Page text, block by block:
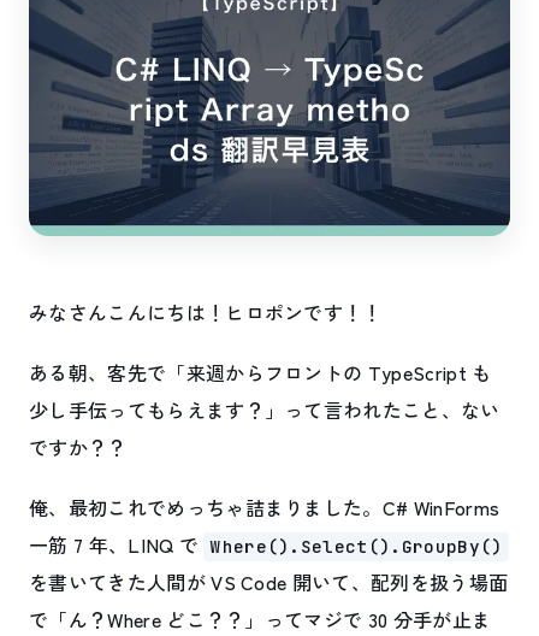
みなさんこんにちは！ヒロポンです！！
ある朝、客先で「来週からフロントの TypeScript も
少し手伝ってもらえます？」って言われたこと、ない
ですか？？
俺、最初これでめっちゃ詰まりました。C# WinForms
一筋 7 年、LINQ で Where().Select().GroupBy()
を書いてきた人間が VS Code 開いて、配列を扱う場面
で「ん？Where どこ？？」ってマジで 30 分手が止ま